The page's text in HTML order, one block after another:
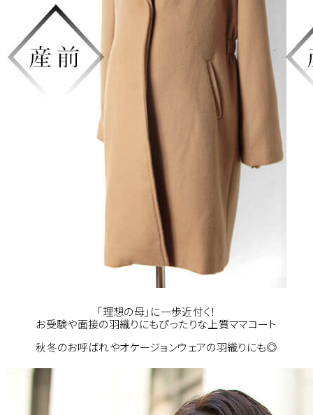
「理想の母」に一歩近付く！
お受験や面接の羽織りにもぴったりな上質ママコート
秋冬のお呼ばれやオケージョンウェアの羽織りにも◎